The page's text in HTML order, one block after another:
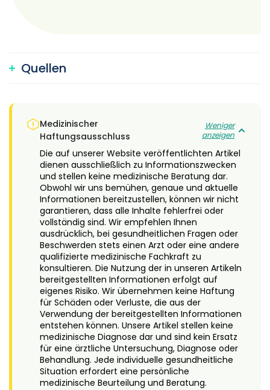
Quellen
Medizinischer
Haftungsausschluss
Weniger
anzeigen
Die auf unserer Website veröffentlichten Artikel
dienen ausschließlich zu Informationszwecken
und stellen keine medizinische Beratung dar.
Obwohl wir uns bemühen, genaue und aktuelle
Informationen bereitzustellen, können wir nicht
garantieren, dass alle Inhalte fehlerfrei oder
vollständig sind. Wir empfehlen Ihnen
ausdrücklich, bei gesundheitlichen Fragen oder
Beschwerden stets einen Arzt oder eine andere
qualifizierte medizinische Fachkraft zu
konsultieren. Die Nutzung der in unseren Artikeln
bereitgestellten Informationen erfolgt auf
eigenes Risiko. Wir übernehmen keine Haftung
für Schäden oder Verluste, die aus der
Verwendung der bereitgestellten Informationen
entstehen können. Unsere Artikel stellen keine
medizinische Diagnose dar und sind kein Ersatz
für eine ärztliche Untersuchung, Diagnose oder
Behandlung. Jede individuelle gesundheitliche
Situation erfordert eine persönliche
medizinische Beurteilung und Beratung.